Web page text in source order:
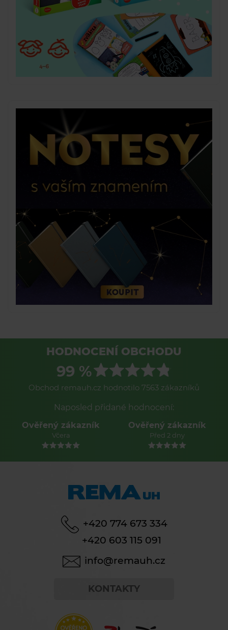
HODNOCENÍ OBCHODU
99 %
Obchod remauh.cz hodnotilo 7563 zákazníků
Naposled přidané hodnocení:
Ověřený zákazník
Včera
Ověřený zákazník
Před 2 dny
+420 774 673 334
+420 603 115 091
info@remauh.cz
KONTAKTY